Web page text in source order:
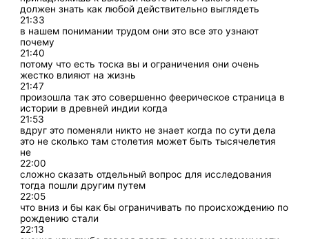
должен знать как любой действительно выглядеть
21:33
в нашем понимании трудом они это все это узнают
почему
21:40
потому что есть тоска вы и ограничения они очень
жестко влияют на жизнь
21:47
произошла так это совершенно феерическое страница в
истории в древней индии когда
21:53
вдруг это поменяли никто не знает когда по сути дела
это не сколько там столетия может быть тысячелетия
не
22:00
сложно сказать отдельный вопрос для исследования
тогда пошли другим путем
22:05
что вниз и бы как бы ограничивать по происхождению по
рождению стали
22:13